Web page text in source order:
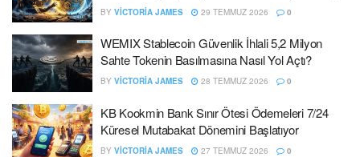
BY VICTORIA JAMES 29 TEMMUZ 2026 0
WEMIX Stablecoin Güvenlik İhlali 5,2 Milyon
Sahte Tokenin Basılmasına Nasıl Yol Açtı?
BY VICTORIA JAMES 28 TEMMUZ 2026 0
KB Kookmin Bank Sınır Ötesi Ödemeleri 7/24
Küresel Mutabakat Dönemini Başlatıyor
BY VICTORIA JAMES 27 TEMMUZ 2026 0